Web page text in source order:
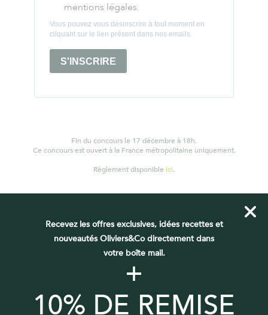
Recevez les offres exclusives, idées recettes et
nouveautés Oliviers&Co directement dans
votre boîte mail.
+
10% DE REMISE
mentions légales.
Vous pouvez vous désinscrire à tout moment en
cliquant sur le lien présent dans nos emails.
S'INSCRIRE
Fin du concours le 17 décembre à 18h.
Ce concours est ouvert à la France métropolitaine uniquement.
Règlement disponible ici.